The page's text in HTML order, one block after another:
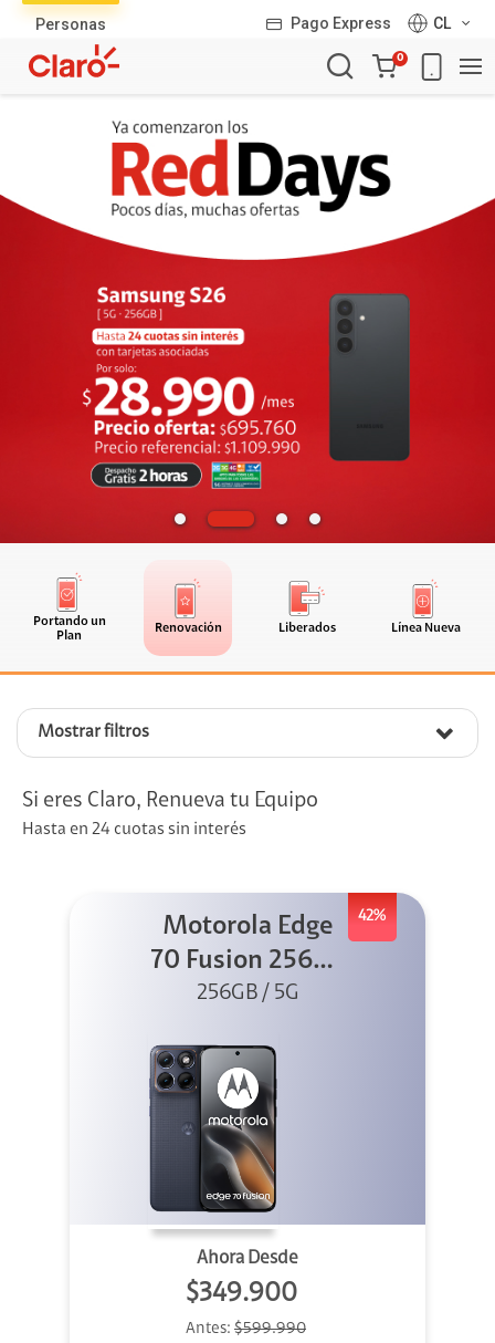
Personas Pago Express
CL
Carro
de
0
Portando un
Plan
Renovación Liberados Línea Nueva
Mostrar filtros
productos
Si eres Claro, Renueva tu Equipo
Hasta en 24 cuotas sin interés
42%
Motorola Edge
70 Fusion 256GB
Azul
256GB / 5G
Ahora Desde
$349.900
Antes: $599.990